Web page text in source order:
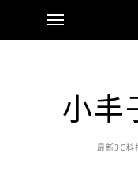
小丰
最新3C科